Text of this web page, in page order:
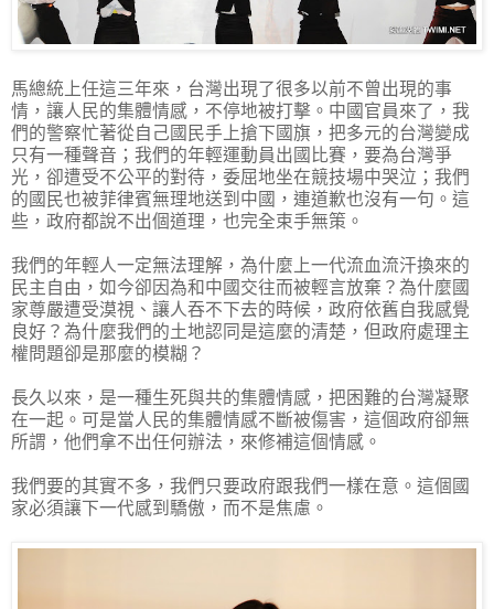
馬總統上任這三年來，台灣出現了很多以前不曾出現的事
情，讓人民的集體情感，不停地被打擊。中國官員來了，我
們的警察忙著從自己國民手上搶下國旗，把多元的台灣變成
只有一種聲音；我們的年輕運動員出國比賽，要為台灣爭
光，卻遭受不公平的對待，委屈地坐在競技場中哭泣；我們
的國民也被菲律賓無理地送到中國，連道歉也沒有一句。這
些，政府都說不出個道理，也完全束手無策。
我們的年輕人一定無法理解，為什麼上一代流血流汗換來的
民主自由，如今卻因為和中國交往而被輕言放棄？為什麼國
家尊嚴遭受漠視、讓人吞不下去的時候，政府依舊自我感覺
良好？為什麼我們的土地認同是這麼的清楚，但政府處理主
權問題卻是那麼的模糊？
長久以來，是一種生死與共的集體情感，把困難的台灣凝聚
在一起。可是當人民的集體情感不斷被傷害，這個政府卻無
所謂，他們拿不出任何辦法，來修補這個情感。
我們要的其實不多，我們只要政府跟我們一樣在意。這個國
家必須讓下一代感到驕傲，而不是焦慮。